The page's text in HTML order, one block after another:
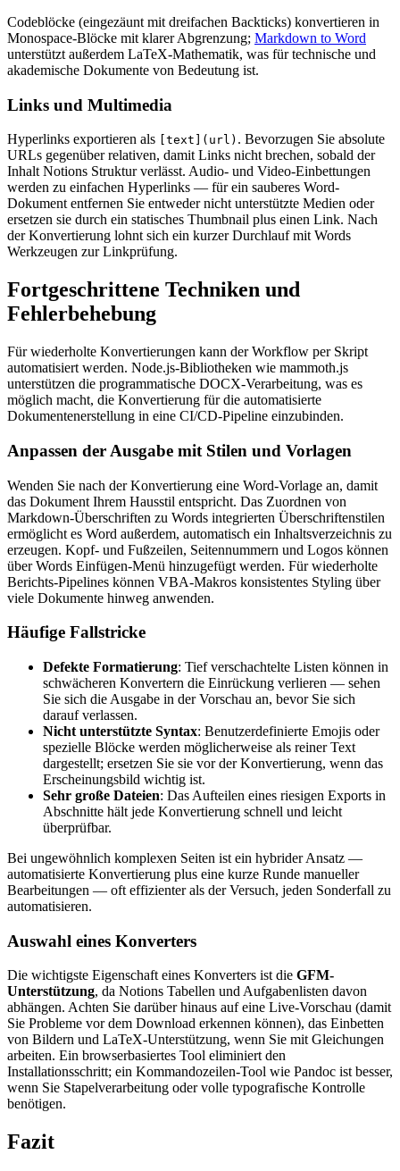
Codeblöcke (eingezäunt mit dreifachen Backticks) konvertieren in
Monospace-Blöcke mit klarer Abgrenzung; Markdown to Word
unterstützt außerdem LaTeX-Mathematik, was für technische und
akademische Dokumente von Bedeutung ist.
Links und Multimedia
Hyperlinks exportieren als [text](url) . Bevorzugen Sie absolute
URLs gegenüber relativen, damit Links nicht brechen, sobald der
Inhalt Notions Struktur verlässt. Audio- und Video-Einbettungen
werden zu einfachen Hyperlinks — für ein sauberes Word-
Dokument entfernen Sie entweder nicht unterstützte Medien oder
ersetzen sie durch ein statisches Thumbnail plus einen Link. Nach
der Konvertierung lohnt sich ein kurzer Durchlauf mit Words
Werkzeugen zur Linkprüfung.
Fortgeschrittene Techniken und
Fehlerbehebung
Für wiederholte Konvertierungen kann der Workflow per Skript
automatisiert werden. Node.js-Bibliotheken wie mammoth.js
unterstützen die programmatische DOCX-Verarbeitung, was es
möglich macht, die Konvertierung für die automatisierte
Dokumentenerstellung in eine CI/CD-Pipeline einzubinden.
Anpassen der Ausgabe mit Stilen und Vorlagen
Wenden Sie nach der Konvertierung eine Word-Vorlage an, damit
das Dokument Ihrem Hausstil entspricht. Das Zuordnen von
Markdown-Überschriften zu Words integrierten Überschriftenstilen
ermöglicht es Word außerdem, automatisch ein Inhaltsverzeichnis zu
erzeugen. Kopf- und Fußzeilen, Seitennummern und Logos können
über Words Einfügen-Menü hinzugefügt werden. Für wiederholte
Berichts-Pipelines können VBA-Makros konsistentes Styling über
viele Dokumente hinweg anwenden.
Häufige Fallstricke
Defekte Formatierung: Tief verschachtelte Listen können in
schwächeren Konvertern die Einrückung verlieren — sehen
Sie sich die Ausgabe in der Vorschau an, bevor Sie sich
darauf verlassen.
Nicht unterstützte Syntax: Benutzerdefinierte Emojis oder
spezielle Blöcke werden möglicherweise als reiner Text
dargestellt; ersetzen Sie sie vor der Konvertierung, wenn das
Erscheinungsbild wichtig ist.
Sehr große Dateien: Das Aufteilen eines riesigen Exports in
Abschnitte hält jede Konvertierung schnell und leicht
überprüfbar.
Bei ungewöhnlich komplexen Seiten ist ein hybrider Ansatz —
automatisierte Konvertierung plus eine kurze Runde manueller
Bearbeitungen — oft effizienter als der Versuch, jeden Sonderfall zu
automatisieren.
Auswahl eines Konverters
Die wichtigste Eigenschaft eines Konverters ist die GFM-
Unterstützung, da Notions Tabellen und Aufgabenlisten davon
abhängen. Achten Sie darüber hinaus auf eine Live-Vorschau (damit
Sie Probleme vor dem Download erkennen können), das Einbetten
von Bildern und LaTeX-Unterstützung, wenn Sie mit Gleichungen
arbeiten. Ein browserbasiertes Tool eliminiert den
Installationsschritt; ein Kommandozeilen-Tool wie Pandoc ist besser,
wenn Sie Stapelverarbeitung oder volle typografische Kontrolle
benötigen.
Fazit